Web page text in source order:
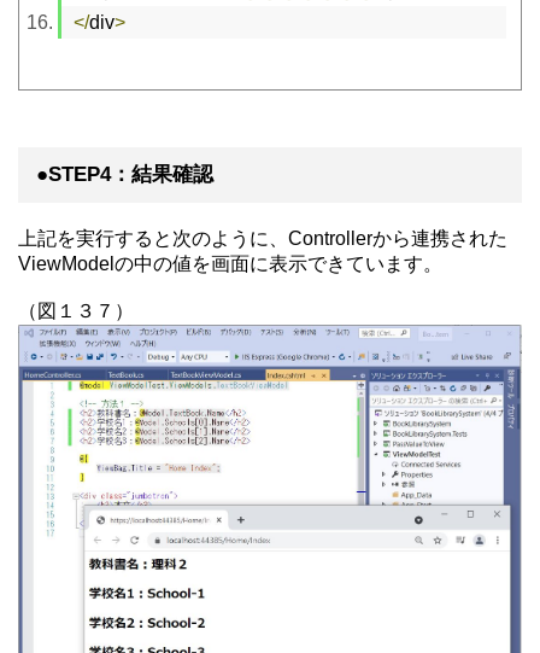
</div>
●STEP4：結果確認
上記を実行すると次のように、Controllerから連携された
ViewModelの中の値を画面に表示できています。
（図１３７）